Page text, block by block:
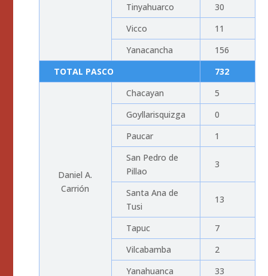
Tinyahuarco
30
Vicco
11
Yanacancha
156
TOTAL PASCO
732
Daniel A.
Carrión
Chacayan
5
Goyllarisquizga
0
Paucar
1
San Pedro de
Pillao
3
Santa Ana de
Tusi
13
Tapuc
7
Vilcabamba
2
Yanahuanca
33